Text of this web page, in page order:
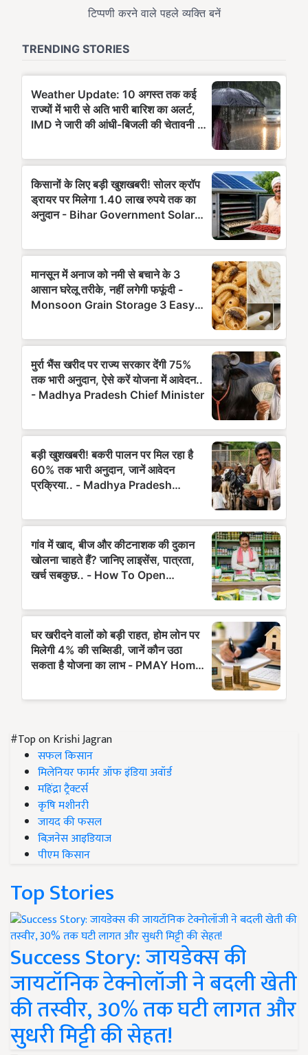
#Top on Krishi Jagran
सफल किसान
मिलेनियर फार्मर ऑफ इंडिया अवॉर्ड
महिंद्रा ट्रैक्टर्स
कृषि मशीनरी
जायद की फसल
बिज़नेस आइडियाज
पीएम किसान
Top Stories
Success Story: जायडेक्स की
जायटॉनिक टेक्नोलॉजी ने बदली खेती
की तस्वीर, 30% तक घटी लागत और
सुधरी मिट्टी की सेहत!